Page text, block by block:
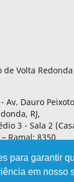
para garantir
em nosso
Volta Redonda
Av. Dauro
RJ,
3 - Sala 2
Ramal: 8350